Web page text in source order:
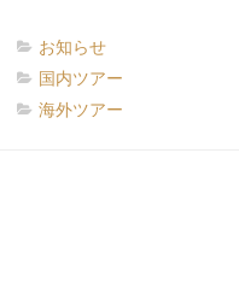
お知らせ
国内ツアー
海外ツアー